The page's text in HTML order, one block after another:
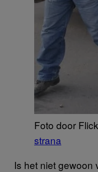
Foto door
strana
Is het niet gewoon